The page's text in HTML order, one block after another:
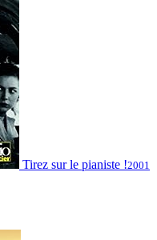
Tirez sur le pianiste !2001